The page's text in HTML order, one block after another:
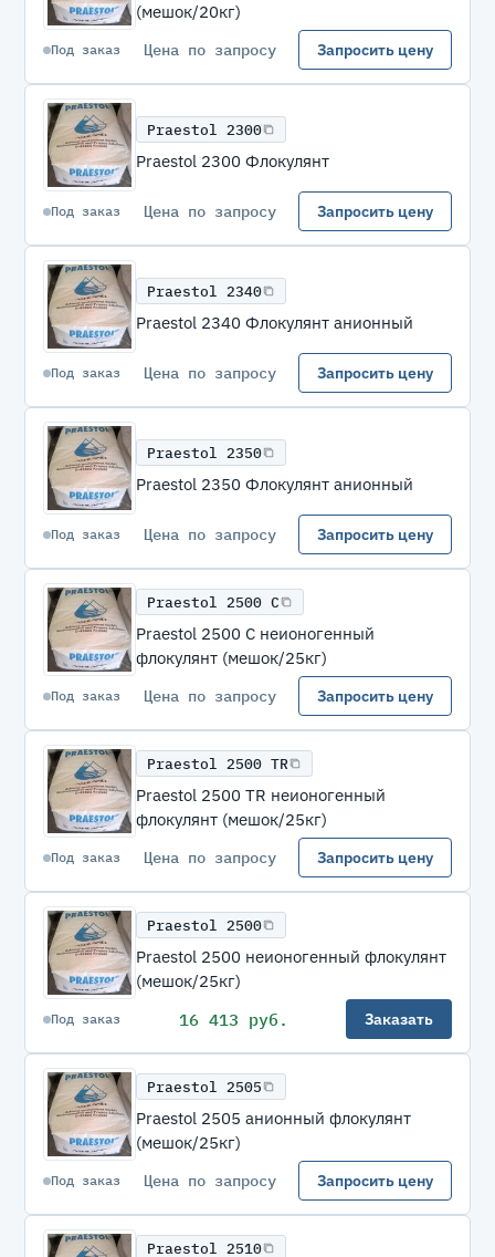
(мешок/20кг)
Под заказ Цена по запросу Запросить цену
Praestol 2300
Praestol 2300 Флокулянт
Под заказ Цена по запросу Запросить цену
Praestol 2340
Praestol 2340 Флокулянт анионный
Под заказ Цена по запросу Запросить цену
Praestol 2350
Praestol 2350 Флокулянт анионный
Под заказ Цена по запросу Запросить цену
Praestol 2500 C
Praestol 2500 C неионогенный
флокулянт (мешок/25кг)
Под заказ Цена по запросу Запросить цену
Praestol 2500 TR
Praestol 2500 TR неионогенный
флокулянт (мешок/25кг)
Под заказ Цена по запросу Запросить цену
Praestol 2500
Praestol 2500 неионогенный флокулянт
(мешок/25кг)
Под заказ 16 413 руб. Заказать
Praestol 2505
Praestol 2505 анионный флокулянт
(мешок/25кг)
Под заказ Цена по запросу Запросить цену
Praestol 2510